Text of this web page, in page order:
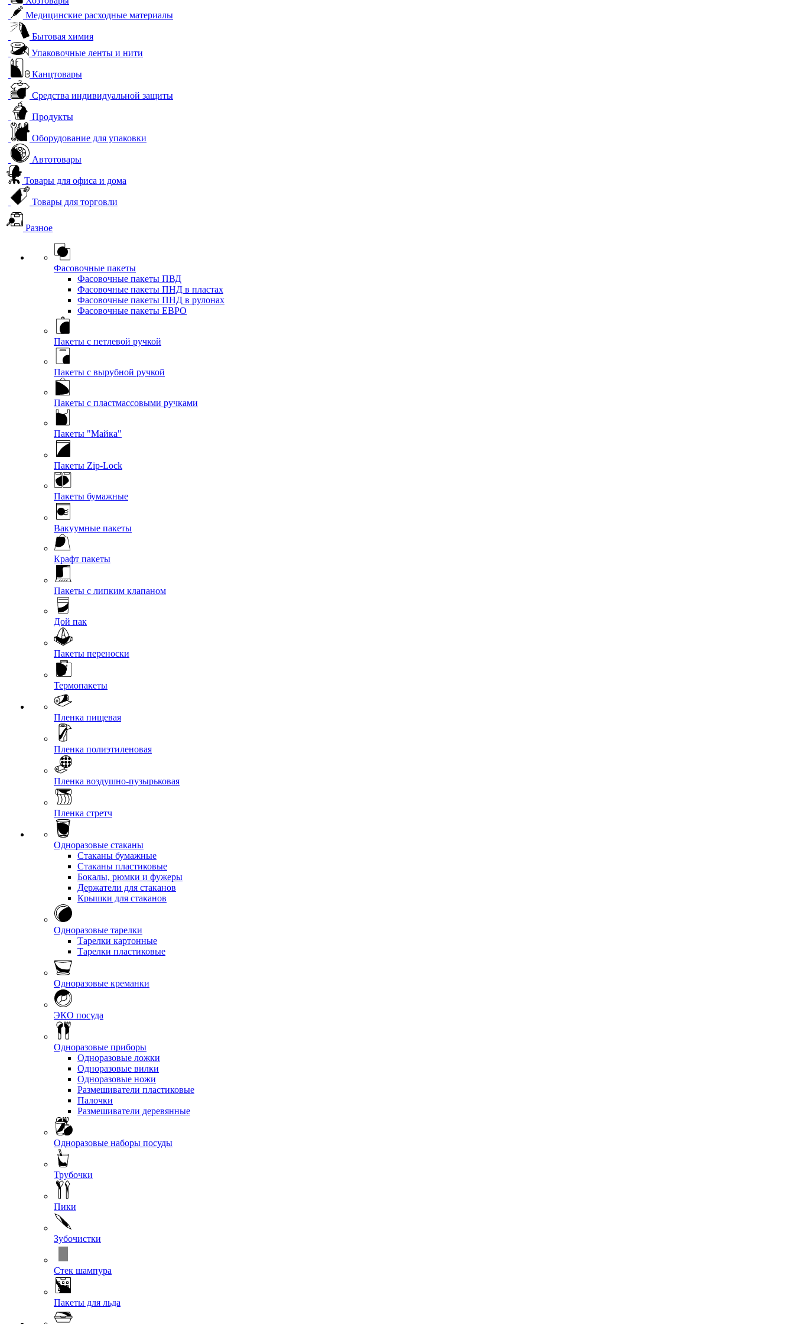
Медицинские расходные материалы
Бытовая химия
Упаковочные ленты и нити
Канцтовары
Средства индивидуальной защиты
Продукты
Оборудование для упаковки
Автотовары
Товары для офиса и дома
Товары для торговли
Разное
Фасовочные пакеты
Фасовочные пакеты ПВД
Фасовочные пакеты ПНД в пластах
Фасовочные пакеты ПНД в рулонах
Фасовочные пакеты ЕВРО
Пакеты с петлевой ручкой
Пакеты с вырубной ручкой
Пакеты с пластмассовыми ручками
Пакеты "Майка"
Пакеты Zip-Lock
Пакеты бумажные
Вакуумные пакеты
Крафт пакеты
Пакеты с липким клапаном
Дой пак
Пакеты переноски
Термопакеты
Пленка пищевая
Пленка полиэтиленовая
Пленка воздушно-пузырьковая
Пленка стретч
Одноразовые стаканы
Стаканы бумажные
Стаканы пластиковые
Бокалы, рюмки и фужеры
Держатели для стаканов
Крышки для стаканов
Одноразовые тарелки
Тарелки картонные
Тарелки пластиковые
Одноразовые креманки
ЭКО посуда
Одноразовые приборы
Одноразовые ложки
Одноразовые вилки
Одноразовые ножи
Размешиватели пластиковые
Палочки
Размешиватели деревянные
Одноразовые наборы посуды
Трубочки
Пики
Зубочистки
Стек шампура
Пакеты для льда